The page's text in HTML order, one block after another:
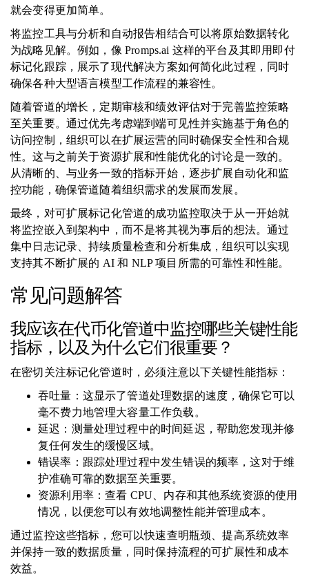
就会变得更加简单。
将监控工具与分析和自动报告相结合可以将原始数据转化
为战略见解。例如，像 Promps.ai 这样的平台及其即用即付
标记化跟踪，展示了现代解决方案如何简化此过程，同时
确保各种大型语言模型工作流程的兼容性。
随着管道的增长，定期审核和绩效评估对于完善监控策略
至关重要。通过优先考虑端到端可见性并实施基于角色的
访问控制，组织可以在扩展运营的同时确保安全性和合规
性。这与之前关于资源扩展和性能优化的讨论是一致的。
从清晰的、与业务一致的指标开始，逐步扩展自动化和监
控功能，确保管道随着组织需求的发展而发展。
最终，对可扩展标记化管道的成功监控取决于从一开始就
将监控嵌入到架构中，而不是将其视为事后的想法。通过
集中日志记录、持续质量检查和分析集成，组织可以实现
支持其不断扩展的 AI 和 NLP 项目所需的可靠性和性能。
常见问题解答
我应该在代币化管道中监控哪些关键性能
指标，以及为什么它们很重要？
在密切关注标记化管道时，必须注意以下关键性能指标：
吞吐量：这显示了管道处理数据的速度，确保它可以
毫不费力地管理大容量工作负载。
延迟：测量处理过程中的时间延迟，帮助您发现并修
复任何发生的缓慢区域。
错误率：跟踪处理过程中发生错误的频率，这对于维
护准确可靠的数据至关重要。
资源利用率：查看 CPU、内存和其他系统资源的使用
情况，以便您可以有效地调整性能并管理成本。
通过监控这些指标，您可以快速查明瓶颈、提高系统效率
并保持一致的数据质量，同时保持流程的可扩展性和成本
效益。